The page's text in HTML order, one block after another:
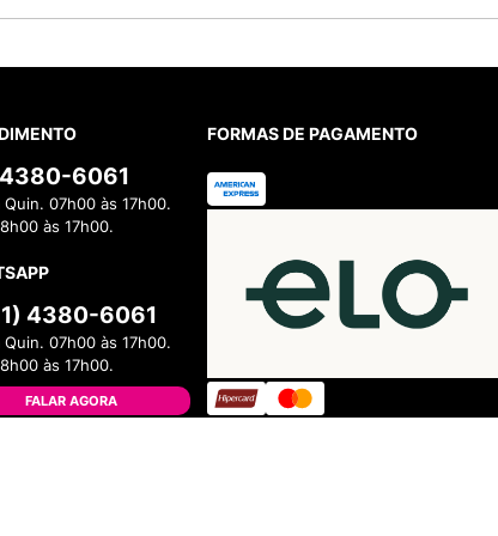
4380-6061
Quin. 07h00 às 17h00.
às 17h00.
4380-6061
Quin. 07h00 às 17h00.
às 17h00.
FALAR AGORA
FORMAS DE PAGAMENTO